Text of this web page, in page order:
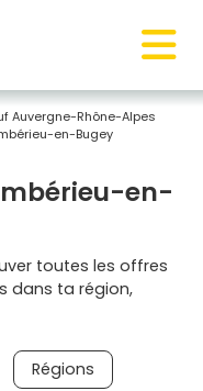
Auvergne-Rhône-Alpes
en-Bugey
en-
toutes les offres
dans ta région,
Régions